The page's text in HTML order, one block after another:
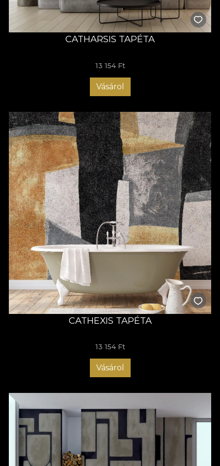
CATHARSIS TAPÉTA
13 154 Ft
Vásárol
CATHEXIS TAPÉTA
13 154 Ft
Vásárol